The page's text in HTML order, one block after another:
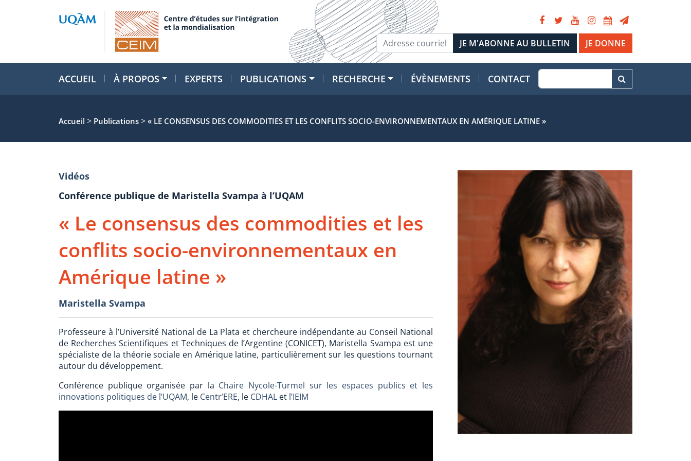
JE DONNE
ACCUEIL À PROPOS EXPERTS PUBLICATIONS RECHERCHE ÉVÈNEMENTS CONTACT
Accueil > Publications > « LE CONSENSUS DES COMMODITIES ET LES CONFLITS SOCIO-ENVIRONNEMENTAUX EN AMÉRIQUE LATINE »
Vidéos
Conférence publique de Maristella Svampa à l’UQAM
« Le consensus des commodities et les
conflits socio-environnementaux en
Amérique latine »
Maristella Svampa
Professeure à l’Université National de La Plata et chercheure indépendante au Conseil National
de Recherches Scientifiques et Techniques de l’Argentine (CONICET), Maristella Svampa est une
spécialiste de la théorie sociale en Amérique latine, particulièrement sur les questions tournant
autour du développement.
Conférence publique organisée par la Chaire Nycole-Turmel sur les espaces publics et les
innovations politiques de l’UQAM, le Centr’ERE, le CDHAL et l’IEIM